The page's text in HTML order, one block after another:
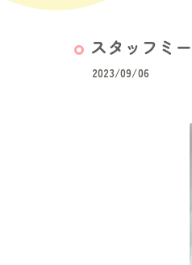
スタッフミ
2023/09/06